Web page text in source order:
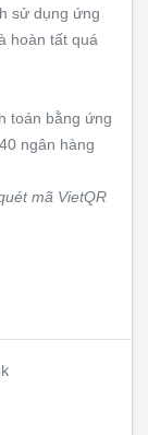
sử dụng ứng
hoàn tất quá
toán bằng ứng
ngân hàng
mã VietQR